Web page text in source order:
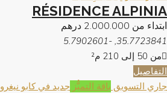
RÉSIDENCE ALPINIA
ابتداء من 2.000.000 درهم
35.7723841, -5.7902601
من 50 إلى 210
م²
التفاصيل
جاري التسويق باقة التميُّز جديد في كابو نيغرو